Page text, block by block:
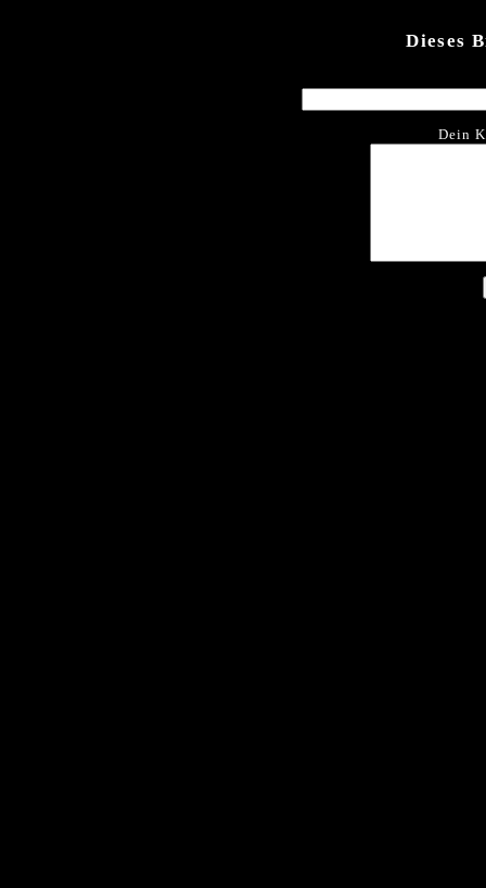
Dieses
Dein